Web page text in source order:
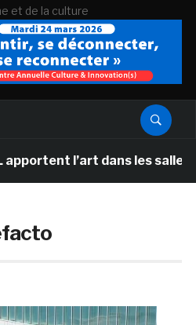
et de la culture
l’art dans les salles de